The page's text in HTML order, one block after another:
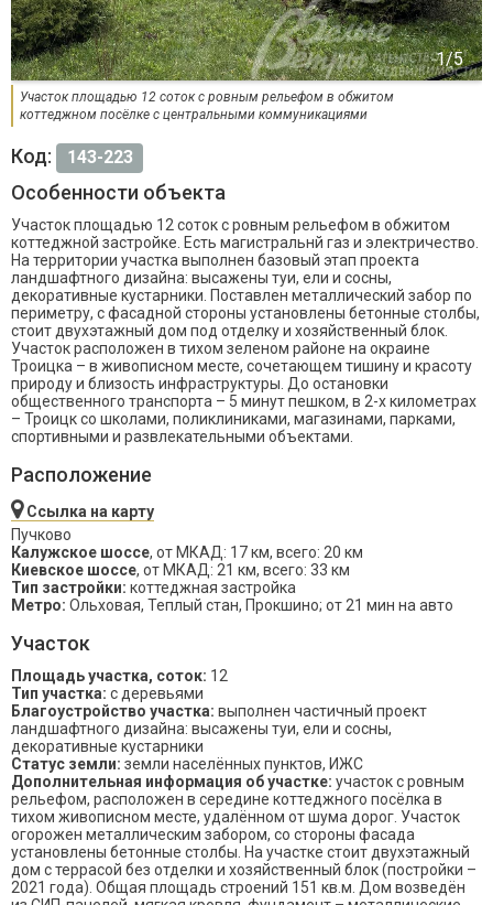
Участок площадью 12 соток с ровным рельефом в обжитом
коттеджном посёлке с центральными коммуникациями
Код: 143-223
Особенности объекта
Участок площадью 12 соток с ровным рельефом в обжитом
коттеджной застройке. Есть магистральнй газ и электричество.
На территории участка выполнен базовый этап проекта
ландшафтного дизайна: высажены туи, ели и сосны,
декоративные кустарники. Поставлен металлический забор по
периметру, с фасадной стороны установлены бетонные столбы,
стоит двухэтажный дом под отделку и хозяйственный блок.
Участок расположен в тихом зеленом районе на окраине
Троицка – в живописном месте, сочетающем тишину и красоту
природу и близость инфраструктуры. До остановки
общественного транспорта – 5 минут пешком, в 2-х километрах
– Троицк со школами, поликлиниками, магазинами, парками,
спортивными и развлекательными объектами.
Расположение
Ссылка на карту
Пучково
Калужское шоссе, от МКАД: 17 км, всего: 20 км
Киевское шоссе, от МКАД: 21 км, всего: 33 км
Тип застройки: коттеджная застройка
Метро: Ольховая, Теплый стан, Прокшино; от 21 мин на авто
Участок
Площадь участка, соток: 12
Тип участка: с деревьями
Благоустройство участка: выполнен частичный проект
ландшафтного дизайна: высажены туи, ели и сосны,
декоративные кустарники
Статус земли: земли населённых пунктов, ИЖС
Дополнительная информация об участке: участок с ровным
рельефом, расположен в середине коттеджного посёлка в
тихом живописном месте, удалённом от шума дорог. Участок
огорожен металлическим забором, со стороны фасада
установлены бетонные столбы. На участке стоит двухэтажный
дом с террасой без отделки и хозяйственный блок (постройки –
2021 года). Общая площадь строений 151 кв.м. Дом возведён